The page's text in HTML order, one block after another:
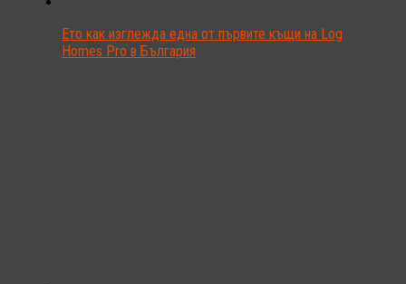
Ето как изглежда една от първите къщи на Log
Homes Pro в България